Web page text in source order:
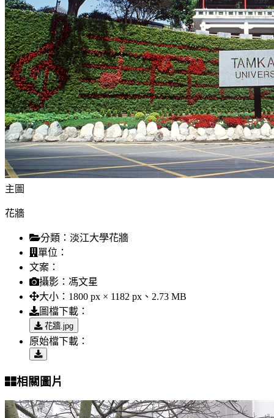
主圖
花牆
分類： 淡江大學花牆
單位：
文案：
攝影： 馮文星
大小： 1800 px × 1182 px、2.73 MB
圖檔下載：
花牆.jpg
原始檔下載：
相關圖片